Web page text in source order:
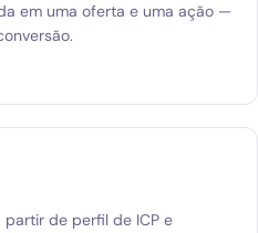
em uma oferta e uma ação —
de perfil de ICP e